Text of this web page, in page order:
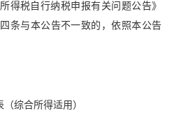
得税自行纳税申报有关问题公告》
四条与本公告不一致的，依照本公告
综合所得适用）